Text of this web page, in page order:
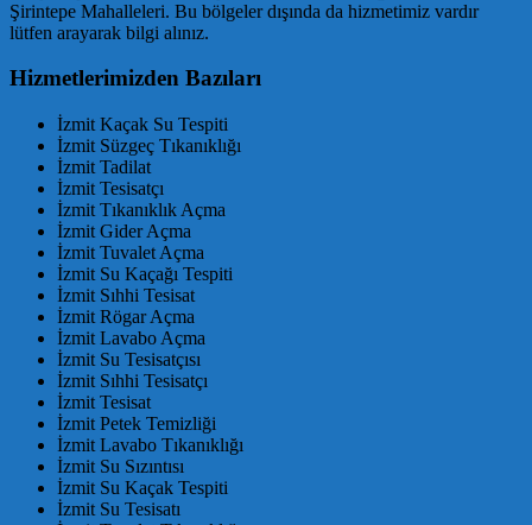
Şirintepe Mahalleleri. Bu bölgeler dışında da hizmetimiz vardır
lütfen arayarak bilgi alınız.
Hizmetlerimizden Bazıları
İzmit Kaçak Su Tespiti
İzmit Süzgeç Tıkanıklığı
İzmit Tadilat
İzmit Tesisatçı
İzmit Tıkanıklık Açma
İzmit Gider Açma
İzmit Tuvalet Açma
İzmit Su Kaçağı Tespiti
İzmit Sıhhi Tesisat
İzmit Rögar Açma
İzmit Lavabo Açma
İzmit Su Tesisatçısı
İzmit Sıhhi Tesisatçı
İzmit Tesisat
İzmit Petek Temizliği
İzmit Lavabo Tıkanıklığı
İzmit Su Sızıntısı
İzmit Su Kaçak Tespiti
İzmit Su Tesisatı